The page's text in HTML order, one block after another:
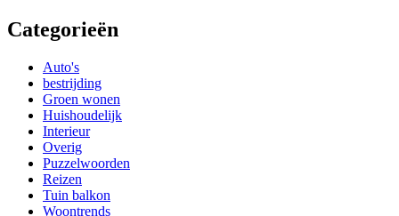
Categorieën
Auto's
bestrijding
Groen wonen
Huishoudelijk
Interieur
Overig
Puzzelwoorden
Reizen
Tuin balkon
Woontrends